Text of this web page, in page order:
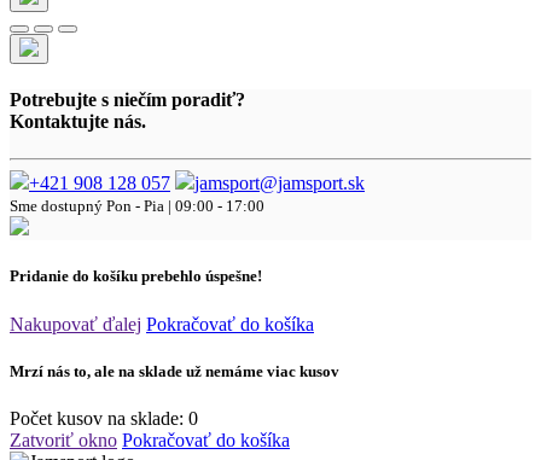
Potrebujte s niečím poradiť?
Kontaktujte nás.
+421 908 128 057 jamsport@jamsport.sk
Sme dostupný Pon - Pia | 09:00 - 17:00
Pridanie do košíku prebehlo úspešne!
Nakupovať ďalej Pokračovať do košíka
Mrzí nás to, ale na sklade už nemáme viac kusov
Počet kusov na sklade: 0
Zatvoriť okno Pokračovať do košíka